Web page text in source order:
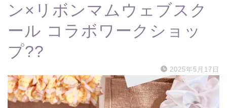
ン×リボンマムウェブスク
ール コラボワークショッ
プ??
2025年5月17日